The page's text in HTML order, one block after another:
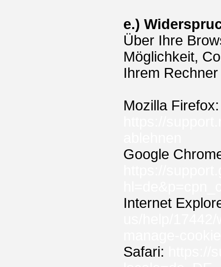
e.)
Über Ihre
Möglichkeit,
Ihrem
Mozilla Firefox:
Google
Internet
Safari: